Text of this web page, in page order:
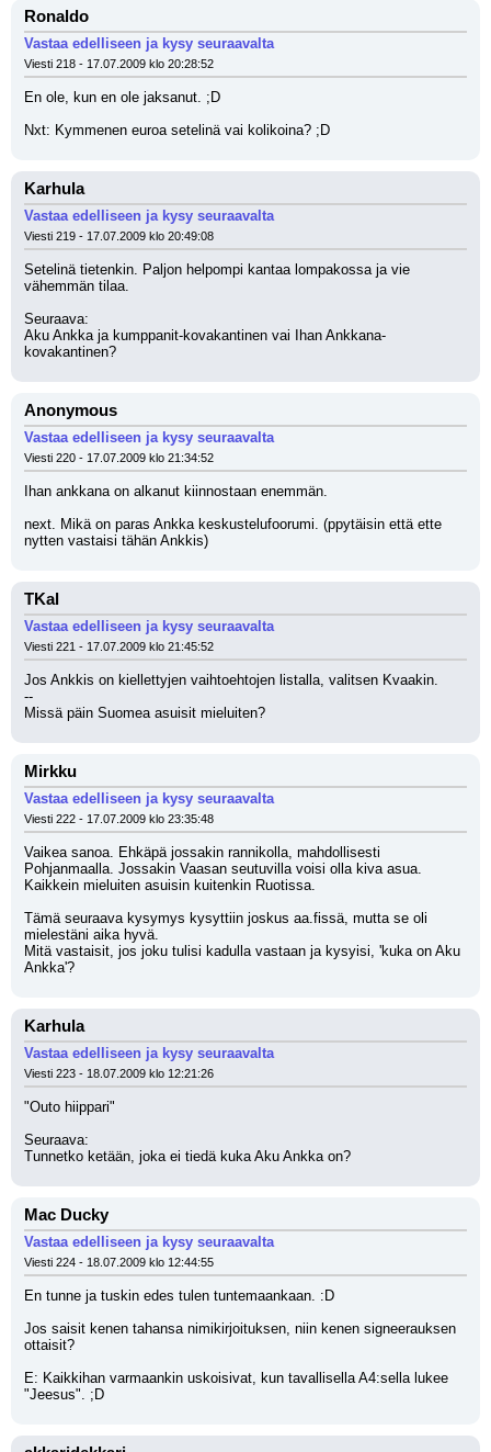
Ronaldo
Vastaa edelliseen ja kysy seuraavalta
Viesti 218 - 17.07.2009 klo 20:28:52
En ole, kun en ole jaksanut. ;D
Nxt: Kymmenen euroa setelinä vai kolikoina? ;D
Karhula
Vastaa edelliseen ja kysy seuraavalta
Viesti 219 - 17.07.2009 klo 20:49:08
Setelinä tietenkin. Paljon helpompi kantaa lompakossa ja vie
vähemmän tilaa.
Seuraava:
Aku Ankka ja kumppanit-kovakantinen vai Ihan Ankkana-
kovakantinen?
Anonymous
Vastaa edelliseen ja kysy seuraavalta
Viesti 220 - 17.07.2009 klo 21:34:52
Ihan ankkana on alkanut kiinnostaan enemmän.
next. Mikä on paras Ankka keskustelufoorumi. (ppytäisin että ette
nytten vastaisi tähän Ankkis)
TKal
Vastaa edelliseen ja kysy seuraavalta
Viesti 221 - 17.07.2009 klo 21:45:52
Jos Ankkis on kiellettyjen vaihtoehtojen listalla, valitsen Kvaakin.
--
Missä päin Suomea asuisit mieluiten?
Mirkku
Vastaa edelliseen ja kysy seuraavalta
Viesti 222 - 17.07.2009 klo 23:35:48
Vaikea sanoa. Ehkäpä jossakin rannikolla, mahdollisesti
Pohjanmaalla. Jossakin Vaasan seutuvilla voisi olla kiva asua.
Kaikkein mieluiten asuisin kuitenkin Ruotissa.
Tämä seuraava kysymys kysyttiin joskus aa.fissä, mutta se oli
mielestäni aika hyvä.
Mitä vastaisit, jos joku tulisi kadulla vastaan ja kysyisi, 'kuka on Aku
Ankka'?
Karhula
Vastaa edelliseen ja kysy seuraavalta
Viesti 223 - 18.07.2009 klo 12:21:26
"Outo hiippari"
Seuraava:
Tunnetko ketään, joka ei tiedä kuka Aku Ankka on?
Mac Ducky
Vastaa edelliseen ja kysy seuraavalta
Viesti 224 - 18.07.2009 klo 12:44:55
En tunne ja tuskin edes tulen tuntemaankaan. :D
Jos saisit kenen tahansa nimikirjoituksen, niin kenen signeerauksen
ottaisit?
E: Kaikkihan varmaankin uskoisivat, kun tavallisella A4:sella lukee
"Jeesus". ;D